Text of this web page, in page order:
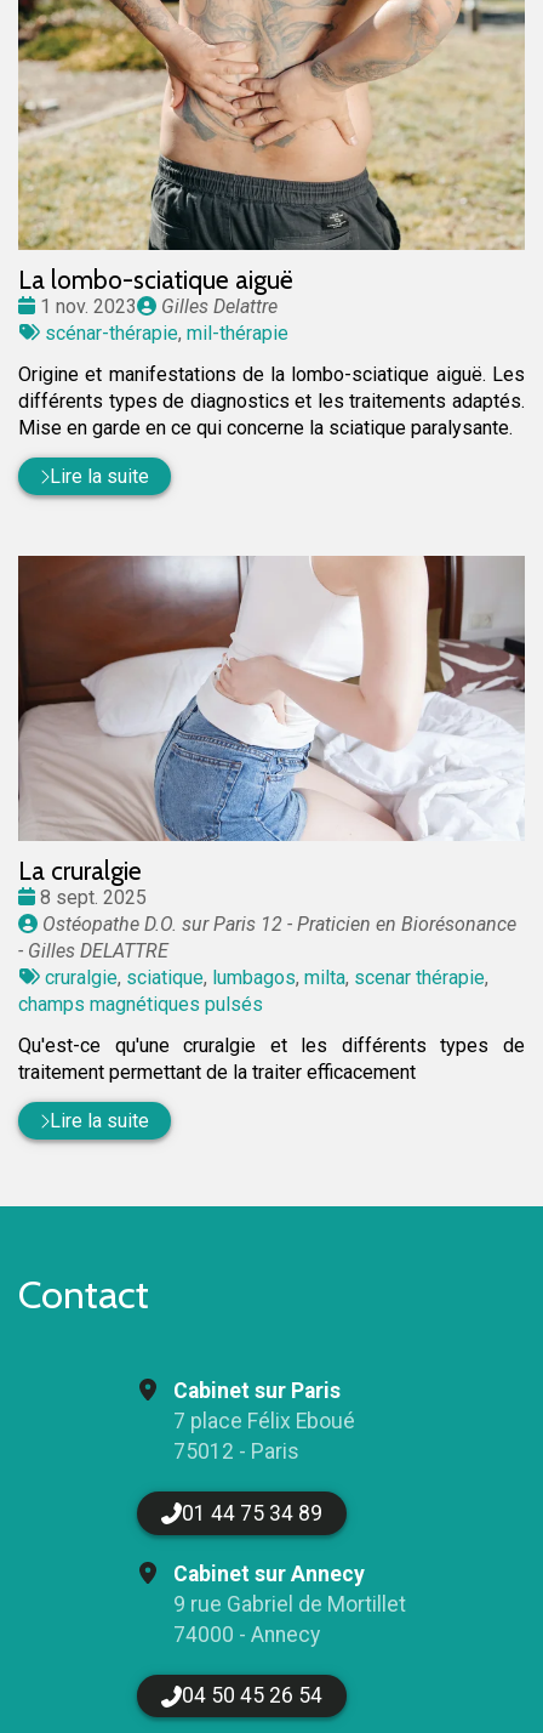
La lombo-sciatique aiguë
Date
:
1 nov. 2023
Publié
par
Gilles Delattre
Tags
scénar-thérapie, mil-thérapie
Origine et manifestations de la lombo-sciatique aiguë. Les
différents types de diagnostics et les traitements adaptés.
Mise en garde en ce qui concerne la sciatique paralysante.
Lire la suite
La cruralgie
Date
8 sept. 2025
Publié
par
Ostéopathe D.O. sur Paris 12 - Praticien en Biorésonance
- Gilles DELATTRE
Tags
:
cruralgie, sciatique, lumbagos, milta, scenar thérapie,
champs magnétiques pulsés
Qu'est-ce qu'une cruralgie et les différents types de
traitement permettant de la traiter efficacement
Lire la suite
Contact
Cabinet sur Paris
7 place Félix Eboué
75012 - Paris
01 44 75 34 89
Cabinet sur Annecy
9 rue Gabriel de Mortillet
74000 - Annecy
04 50 45 26 54